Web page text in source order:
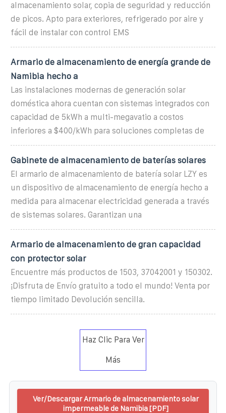
almacenamiento solar, copia de seguridad y reducción
de picos. Apto para exteriores, refrigerado por aire y
fácil de instalar con control EMS
Armario de almacenamiento de energía grande de
Namibia hecho a
Las instalaciones modernas de generación solar
doméstica ahora cuentan con sistemas integrados con
capacidad de 5kWh a multi-megavatio a costos
inferiores a $400/kWh para soluciones completas de
Gabinete de almacenamiento de baterías solares
El armario de almacenamiento de batería solar LZY es
un dispositivo de almacenamiento de energía hecho a
medida para almacenar electricidad generada a través
de sistemas solares. Garantizan una
Armario de almacenamiento de gran capacidad
con protector solar
Encuentre más productos de 1503, 37042001 y 150302.
¡Disfruta de Envío gratuito a todo el mundo! Venta por
tiempo limitado Devolución sencilla.
Haz Clic Para Ver
Más
Ver/Descargar Armario de almacenamiento solar
impermeable de Namibia [PDF]